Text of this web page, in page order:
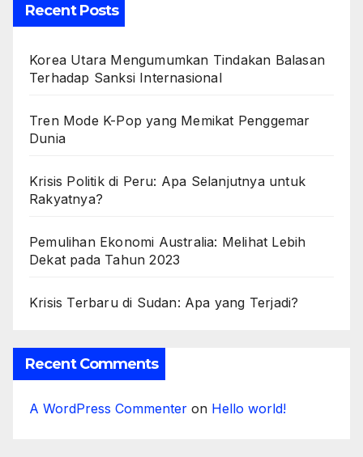
Recent Posts
Korea Utara Mengumumkan Tindakan Balasan
Terhadap Sanksi Internasional
Tren Mode K-Pop yang Memikat Penggemar
Dunia
Krisis Politik di Peru: Apa Selanjutnya untuk
Rakyatnya?
Pemulihan Ekonomi Australia: Melihat Lebih
Dekat pada Tahun 2023
Krisis Terbaru di Sudan: Apa yang Terjadi?
Recent Comments
A WordPress Commenter on Hello world!